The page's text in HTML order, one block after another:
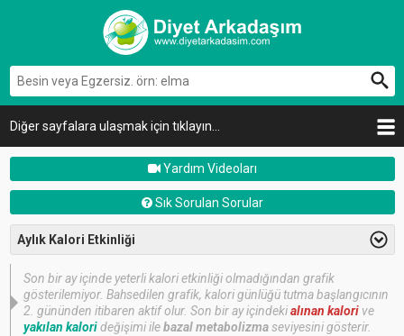
Diğer sayfalara ulaşmak için tıklayın...
Yardım Videoları
Sık Sorulan Sorular
Aylık Kalori Etkinliği
Son bir ay içinde yeterli kalori etkinliği olmadığından grafik
gösterilemiyor. Bahsedilen grafik, kalori günlüğü tutma başlangıcının
2. gününden itibaren aktif olur. Son bir ay içindekialınan kalorive
yakılan kalorideğişimi ilebazal metabolizmaseviyesini gösterir.